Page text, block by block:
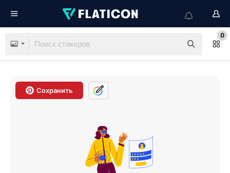
0
Сохранить